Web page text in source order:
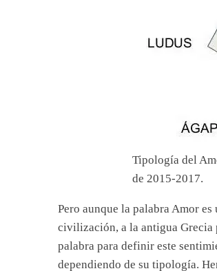
Tipología del
de 2015-2017.
Pero aunque la palabra Amor
civilización, a la antigua Grecia
palabra para definir este
dependiendo de su tipología.